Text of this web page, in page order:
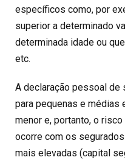
específicos como, por
superior a determinado
determinada idade ou
etc.
A declaração pessoal
para pequenas e médias
menor e, portanto, o
ocorre com os
mais elevadas (capital